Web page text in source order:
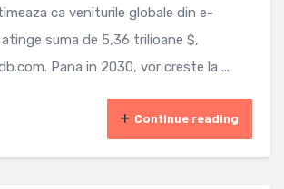
ca veniturile globale din e-
suma de 5,36 trilioane $,
Pana in 2030, vor creste la ...
Continue reading